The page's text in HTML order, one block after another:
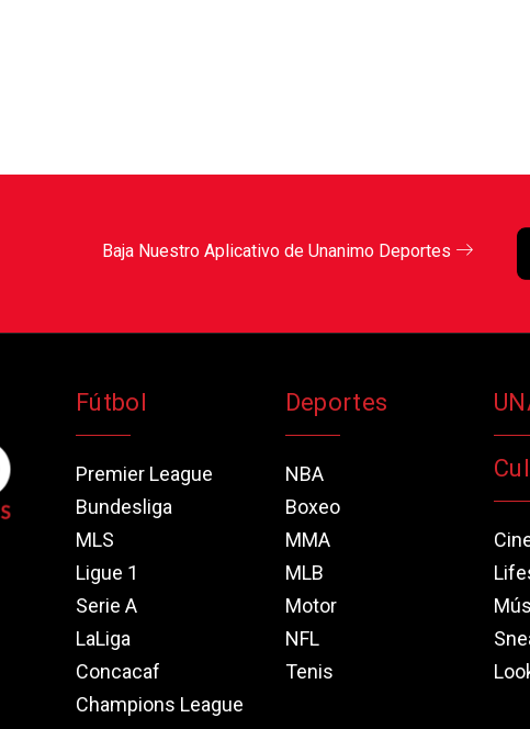
Baja Nuestro Aplicativo de Unanimo Deportes
Fútbol
Premier League
Bundesliga
MLS
Ligue 1
Serie A
LaLiga
Concacaf
Champions League
Deportes
NBA
Boxeo
MMA
MLB
Motor
NFL
Tenis